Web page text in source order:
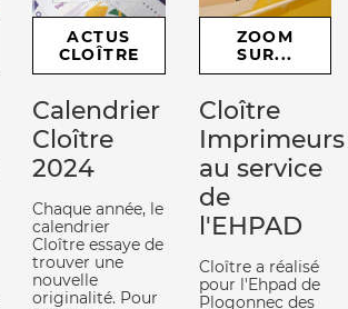
ACTUS
CLOÎTRE
Calendrier
Cloître
2024
Chaque année, le
calendrier
Cloître essaye de
trouver une
nouvelle
originalité. Pour
ZOOM
SUR...
Cloître
Imprimeurs
au service
de
l'EHPAD
Cloître a réalisé
pour l'Ehpad de
Plogonnec des